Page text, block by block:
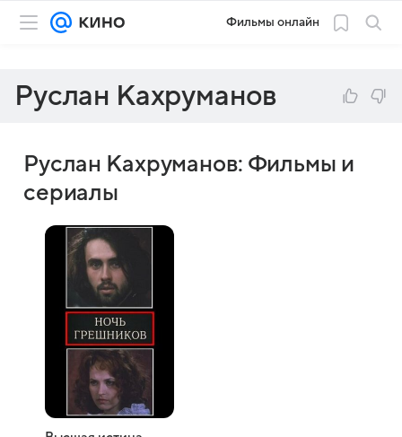
Фильмы онлайн
Руслан Кахруманов
Руслан Кахруманов: Фильмы и
сериалы